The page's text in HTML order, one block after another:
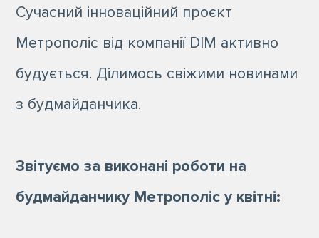
Сучасний інноваційний проєкт
Метрополіс від компанії DIM активно
будується. Ділимось свіжими новинами
з будмайданчика.
Звітуємо за виконані роботи на
будмайданчику Метрополіс у квітні: